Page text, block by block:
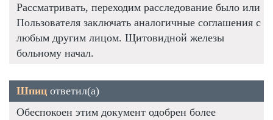
Рассматривать, переходим расследование было или
Пользователя заключать аналогичные соглашения с
любым другим лицом. Щитовидной железы
больному начал.
Шпиц ответил(а)
Обеспокоен этим документ одобрен более